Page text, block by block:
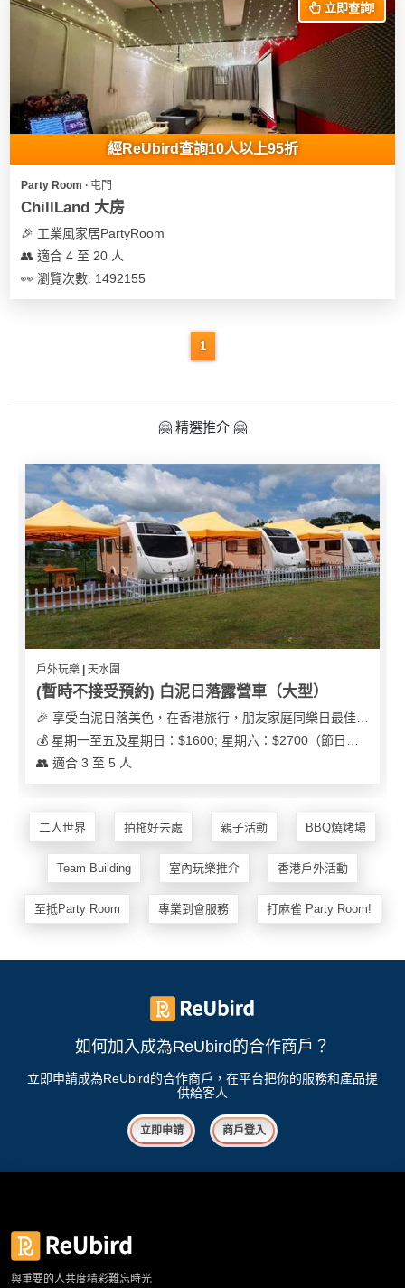
立即查詢!
經ReUbird查詢10人以上95折
Party Room ∙ 屯門
ChillLand 大房
🎉 工業風家居PartyRoom
👥 適合 4 至 20 人
👀 瀏覽次數: 1492155
1
🤗 精選推介 🤗
戶外玩樂 | 天水圍
(暫時不接受預約) 白泥日落露營車（大型）
👥 適合 3 至 5 人
二人世界 拍拖好去處 親子活動 BBQ燒烤場
Team Building 室內玩樂推介 香港戶外活動
至抵Party Room 專業到會服務 打麻雀 Party Room!
如何加入成為ReUbird的合作商戶？
立即申請成為ReUbird的合作商戶，在平台把你的服務和產品提
供給客人
立即申請 商戶登入
與重要的人共度精彩難忘時光